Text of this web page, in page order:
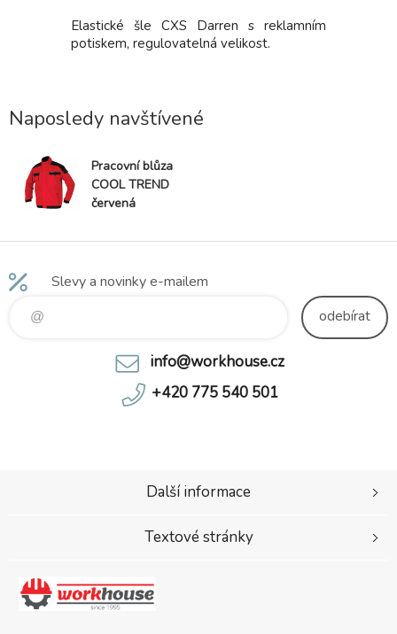
Elastické šle CXS Darren s reklamním
potiskem, regulovatelná velikost.
Naposledy navštívené
Pracovní blůza
COOL TREND
červená
Slevy a novinky e-mailem
odebírat
info@workhouse.cz
+420 775 540 501
Další informace
Textové stránky